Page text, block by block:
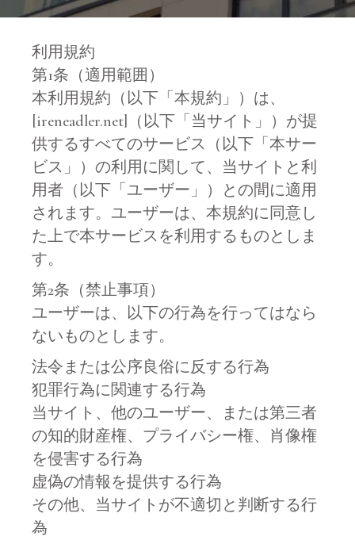
利用規約
第1条（適用範囲）
本利用規約（以下「本規約」）は、
[ireneadler.net]（以下「当サイト」）が提
供するすべてのサービス（以下「本サー
ビス」）の利用に関して、当サイトと利
用者（以下「ユーザー」）との間に適用
されます。ユーザーは、本規約に同意し
た上で本サービスを利用するものとしま
す。
第2条（禁止事項）
ユーザーは、以下の行為を行ってはなら
ないものとします。
法令または公序良俗に反する行為
犯罪行為に関連する行為
当サイト、他のユーザー、または第三者
の知的財産権、プライバシー権、肖像権
を侵害する行為
虚偽の情報を提供する行為
その他、当サイトが不適切と判断する行
為